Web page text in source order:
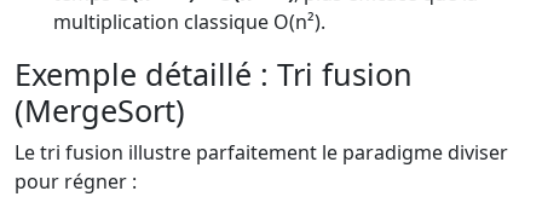
multiplication classique O(n²).
Exemple détaillé : Tri fusion
(MergeSort)
Le tri fusion illustre parfaitement le paradigme diviser
pour régner :